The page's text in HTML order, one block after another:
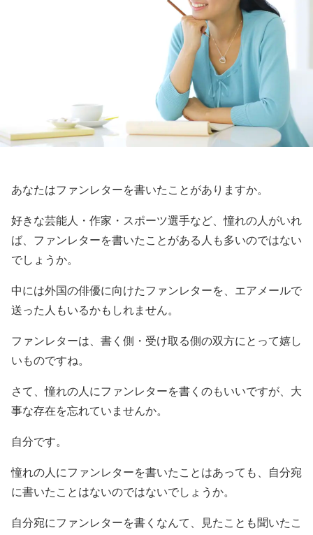
あなたはファンレターを書いたことがありますか。
好きな芸能人・作家・スポーツ選手など、憧れの人がいれ
ば、ファンレターを書いたことがある人も多いのではない
でしょうか。
中には外国の俳優に向けたファンレターを、エアメールで
送った人もいるかもしれません。
ファンレターは、書く側・受け取る側の双方にとって嬉し
いものですね。
さて、憧れの人にファンレターを書くのもいいですが、大
事な存在を忘れていませんか。
自分です。
憧れの人にファンレターを書いたことはあっても、自分宛
に書いたことはないのではないでしょうか。
自分宛にファンレターを書くなんて、見たことも聞いたこ